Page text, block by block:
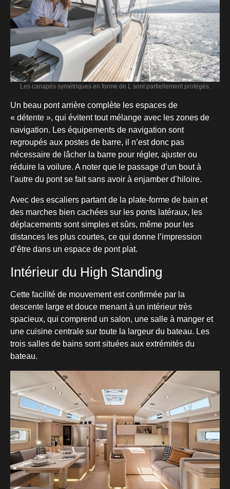
Les canapés symétriques en forme de L sont partiellement protégés.
Un beau pont arrière complète les espaces de
« détente », qui évitent tout mélange avec les zones de
navigation. Les équipements de navigation sont
regroupés aux postes de barre, il n’est donc pas
nécessaire de lâcher la barre pour régler, ajuster ou
réduire la voilure. A noter que le passage d’un bout à
l’autre du pont se fait sans avoir à enjamber d’hiloire.
Avec des escaliers partant de la plate-forme de bain et
des marches bien cachées sur les ponts latéraux, les
déplacements sont simples et sûrs, même pour les
distances les plus courtes, ce qui donne l’impression
d’être dans un espace de pont plat.
Intérieur du High Standing
Cette facilité de mouvement est confirmée par la
descente large et douce menant à un intérieur très
spacieux, qui comprend un salon, une salle à manger et
une cuisine centrale sur toute la largeur du bateau. Les
trois salles de bains sont situées aux extrémités du
bateau.